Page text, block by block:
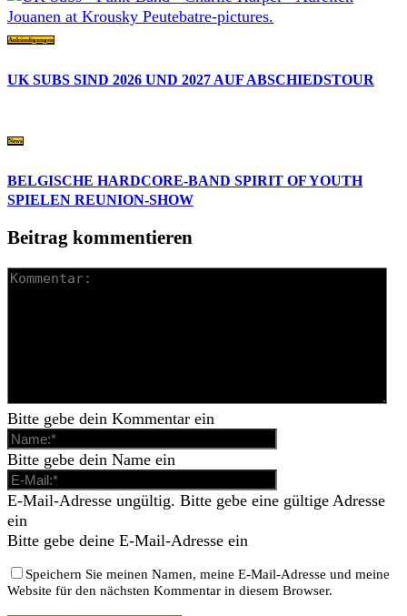
Ankündigungen
UK SUBS SIND 2026 UND 2027 AUF ABSCHIEDSTOUR
News
BELGISCHE HARDCORE-BAND SPIRIT OF YOUTH
SPIELEN REUNION-SHOW
Beitrag kommentieren
Bitte gebe dein Kommentar ein
Bitte gebe dein Name ein
E-Mail-Adresse ungültig. Bitte gebe eine gültige Adresse
ein
Bitte gebe deine E-Mail-Adresse ein
Speichern Sie meinen Namen, meine E-Mail-Adresse und meine
Website für den nächsten Kommentar in diesem Browser.